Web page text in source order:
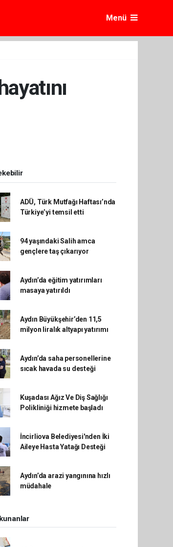
Menü
ADÜ, Türk Mutfağı Haftası’nda
Türkiye’yi temsil etti
94 yaşındaki Salih amca
gençlere taş çıkarıyor
Aydın’da eğitim yatırımları
masaya yatırıldı
Aydın Büyükşehir’den 11,5
milyon liralık altyapı yatırımı
Aydın’da saha personellerine
sıcak havada su desteği
Kuşadası Ağız Ve Diş Sağlığı
Polikliniği hizmete başladı
İncirliova Belediyesi'nden İki
Aileye Hasta Yatağı Desteği
Aydın’da arazi yangınına hızlı
müdahale